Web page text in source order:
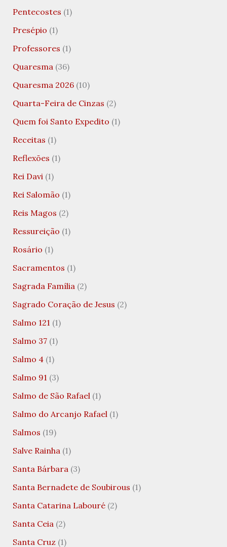
Pentecostes (1)
Presépio (1)
Professores (1)
Quaresma(36)
Quaresma 2026(10)
Quarta-Feira de Cinzas (2)
Quem foi Santo Expedito (1)
Receitas (1)
Reflexões (1)
Rei Davi(1)
Rei Salomão (1)
Reis Magos (2)
Ressureição (1)
Rosário (1)
Sacramentos (1)
Sagrada Família(2)
Sagrado Coração de Jesus (2)
Salmo 121 (1)
Salmo 37(1)
Salmo 4(1)
Salmo 91 (3)
Salmo de São Rafael(1)
Salmo do Arcanjo Rafael(1)
Salmos (19)
Salve Rainha(1)
Santa Bárbara(3)
Santa Bernadete de Soubirous (1)
Santa Catarina Labouré(2)
Santa Ceia(2)
Santa Cruz (1)